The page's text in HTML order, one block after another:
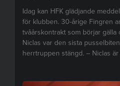
Idag kan HFK glädjande
för klubben. 30-årige Fingren
tvåårskontrakt som börjar
Niclas var den sista
herrtruppen stängd. – Niclas